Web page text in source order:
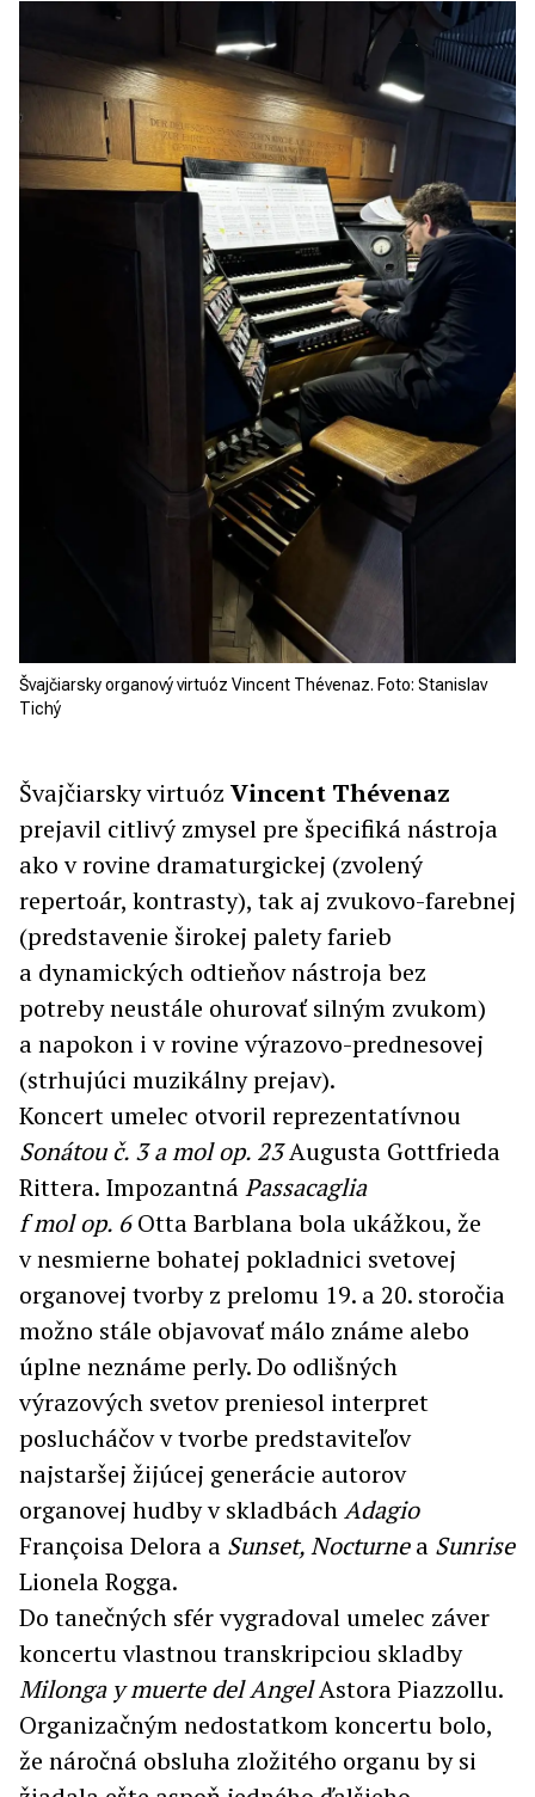
Švajčiarsky organový virtuóz Vincent Thévenaz. Foto: Stanislav
Tichý
Švajčiarsky virtuóz Vincent Thévenaz
prejavil citlivý zmysel pre špecifiká nástroja
ako v rovine dramaturgickej (zvolený
repertoár, kontrasty), tak aj zvukovo-farebnej
(predstavenie širokej palety farieb
a dynamických odtieňov nástroja bez
potreby neustále ohurovať silným zvukom)
a napokon i v rovine výrazovo-prednesovej
(strhujúci muzikálny prejav).
Koncert umelec otvoril reprezentatívnou
Sonátou č. 3 a mol op. 23Augusta Gottfrieda
Rittera. ImpozantnáPassacaglia
f mol op. 6Otta Barblana bola ukážkou, že
v nesmierne bohatej pokladnici svetovej
organovej tvorby z prelomu 19. a 20. storočia
možno stále objavovať málo známe alebo
úplne neznáme perly. Do odlišných
výrazových svetov preniesol interpret
poslucháčov v tvorbe predstaviteľov
najstaršej žijúcej generácie autorov
organovej hudby v skladbáchAdagio
Françoisa Delora a Sunset, Nocturnea Sunrise
Lionela Rogga.
Do tanečných sfér vygradoval umelec záver
koncertu vlastnou transkripciou skladby
Milonga y muerte del AngelAstora Piazzollu.
Organizačným nedostatkom koncertu bolo,
že náročná obsluha zložitého organu by si